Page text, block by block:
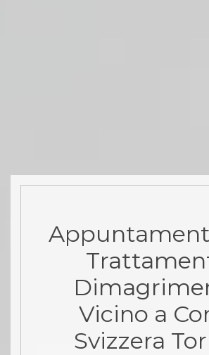
Vicino a
Svizzera